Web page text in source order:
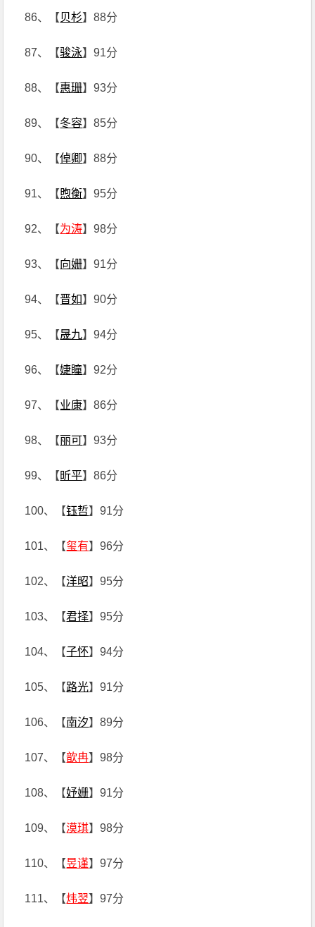
86、【贝杉】88分
87、【骏泳】91分
88、【惠珊】93分
89、【冬容】85分
90、【倬卿】88分
91、【煦衡】95分
92、【为涛】98分
93、【向姗】91分
94、【晋如】90分
95、【晟九】94分
96、【婕瞳】92分
97、【业康】86分
98、【丽可】93分
99、【昕平】86分
100、【钰哲】91分
101、【玺有】96分
102、【洋昭】95分
103、【君择】95分
104、【子怀】94分
105、【路光】91分
106、【南汐】89分
107、【歆冉】98分
108、【妤姗】91分
109、【漠琪】98分
110、【昱谨】97分
111、【炜翌】97分